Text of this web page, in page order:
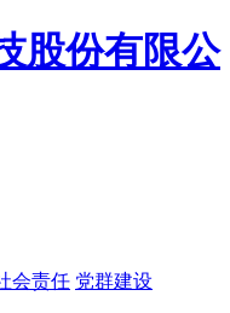
会责任 党群建设